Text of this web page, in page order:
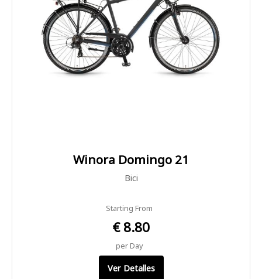
Winora Domingo 21
Bici
Starting From
€ 8.80
per Day
Ver Detalles